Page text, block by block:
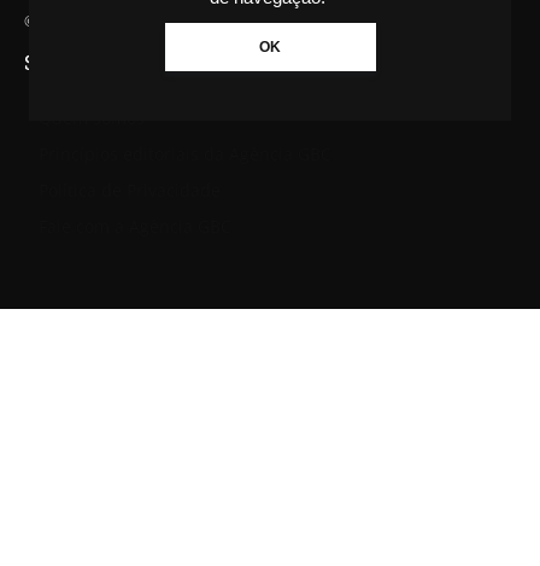
OK
© Agência GBC. Aqui tem notícia. Todos os direitos reservados.
SAIBA MAIS SOBRE A AGÊNCIA GBC